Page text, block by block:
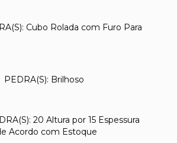
Cubo Rolada com Furo Para
Brilhoso
20 Altura por 15 Espessura
Acordo com Estoque